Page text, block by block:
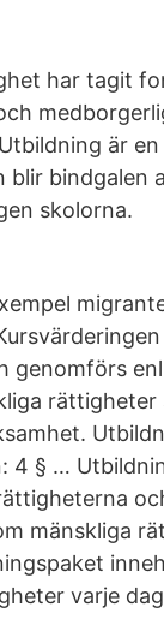
har tagit
är
blir bindgalen
skolorna.
genomförs
rättigheter
4 § …
mänskliga
varje